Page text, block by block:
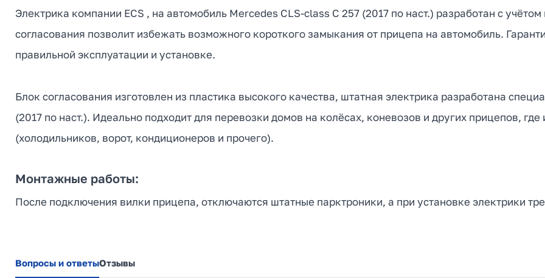
Электрика компании ECS , на автомобиль Mercedes CLS-class C 257 (2017 по наст.) разработан с
согласования позволит избежать возможного короткого замыкания от прицепа на автомобиль.
правильной эксплуатации и установке.
Блок согласования изготовлен из пластика высокого качества, штатная электрика разработана
(2017 по наст.). Идеально подходит для перевозки домов на колёсах, коневозов и других прицепов,
(холодильников, ворот, кондиционеров и прочего).
Монтажные работы:
После подключения вилки прицепа, отключаются штатные парктроники, а при установке электрики
Вопросы и ответыОтзывы